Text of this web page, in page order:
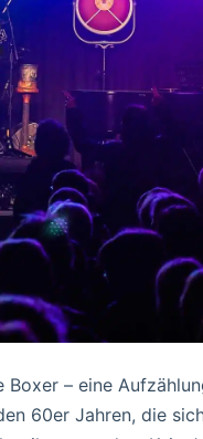
– eine
60er Jahren, die